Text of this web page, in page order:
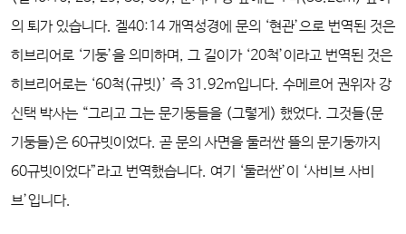
의 퇴가 있습니다. 겔40:14 개역성경에 문의 ‘현관’으로 번역된 것은
히브리어로 ‘기둥’을 의미하며, 그 길이가 ‘20척’이라고 번역된 것은
히브리어로는 ‘60척(규빗)’ 즉 31.92m입니다. 수메르어 권위자 강
신택 박사는 “그리고 그는 문기둥들을 (그렇게) 했었다. 그것들(문
기둥들)은 60규빗이었다. 곧 문의 사면을 둘러싼 뜰의 문기둥까지
60규빗이었다”라고 번역했습니다. 여기 ‘둘러싼’이 ‘사비브 사비
브’입니다.